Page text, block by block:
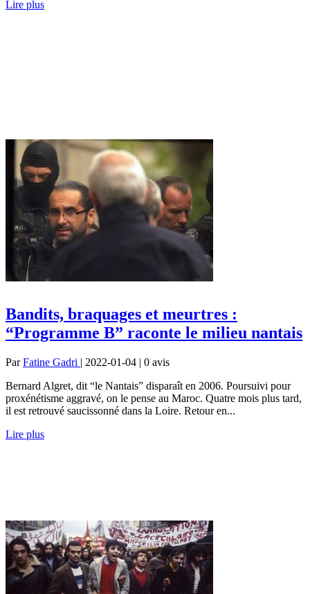
Lire plus
Bandits, braquages et meurtres :
“Programme B” raconte le milieu nantais
ParFatine Gadri | 2022-01-04 | 0 avis
Bernard Algret, dit “le Nantais” disparaît en 2006. Poursuivi pour
proxénétisme aggravé, on le pense au Maroc. Quatre mois plus tard,
il est retrouvé saucissonné dans la Loire. Retour en...
Lire plus